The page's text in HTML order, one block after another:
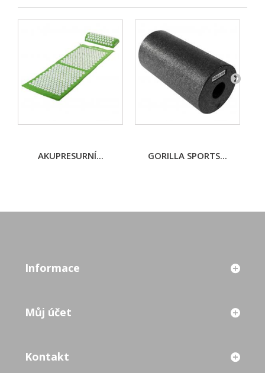
AKUPRESURNÍ... GORILLA SPORTS...
Informace
Můj účet
Kontakt